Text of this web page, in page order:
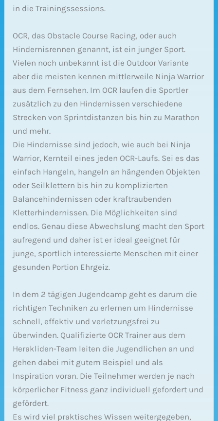
in die Trainingssessions.
OCR, das Obstacle Course Racing, oder auch
Hindernisrennen genannt, ist ein junger Sport.
Vielen noch unbekannt ist die Outdoor Variante
aber die meisten kennen mittlerweile Ninja Warrior
aus dem Fernsehen. Im OCR laufen die Sportler
zusätzlich zu den Hindernissen verschiedene
Strecken von Sprintdistanzen bis hin zu Marathon
und mehr.
Die Hindernisse sind jedoch, wie auch bei Ninja
Warrior, Kernteil eines jeden OCR-Laufs. Sei es das
einfach Hangeln, hangeln an hängenden Objekten
oder Seilklettern bis hin zu komplizierten
Balancehindernissen oder kraftraubenden
Kletterhindernissen. Die Möglichkeiten sind
endlos. Genau diese Abwechslung macht den Sport
aufregend und daher ist er ideal geeignet für
junge, sportlich interessierte Menschen mit einer
gesunden Portion Ehrgeiz.
In dem 2 tägigen Jugendcamp geht es darum die
richtigen Techniken zu erlernen um Hindernisse
schnell, effektiv und verletzungsfrei zu
überwinden. Qualifizierte OCR Trainer aus dem
Herakliden-Team leiten die Jugendlichen an und
gehen dabei mit gutem Beispiel und als
Inspiration voran. Die Teilnehmer werden je nach
körperlicher Fitness ganz individuell gefordert und
gefördert.
Es wird viel praktisches Wissen weitergegeben,